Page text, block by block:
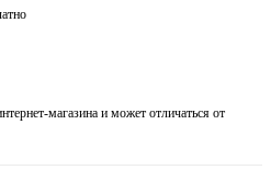
магазина и может отличаться от